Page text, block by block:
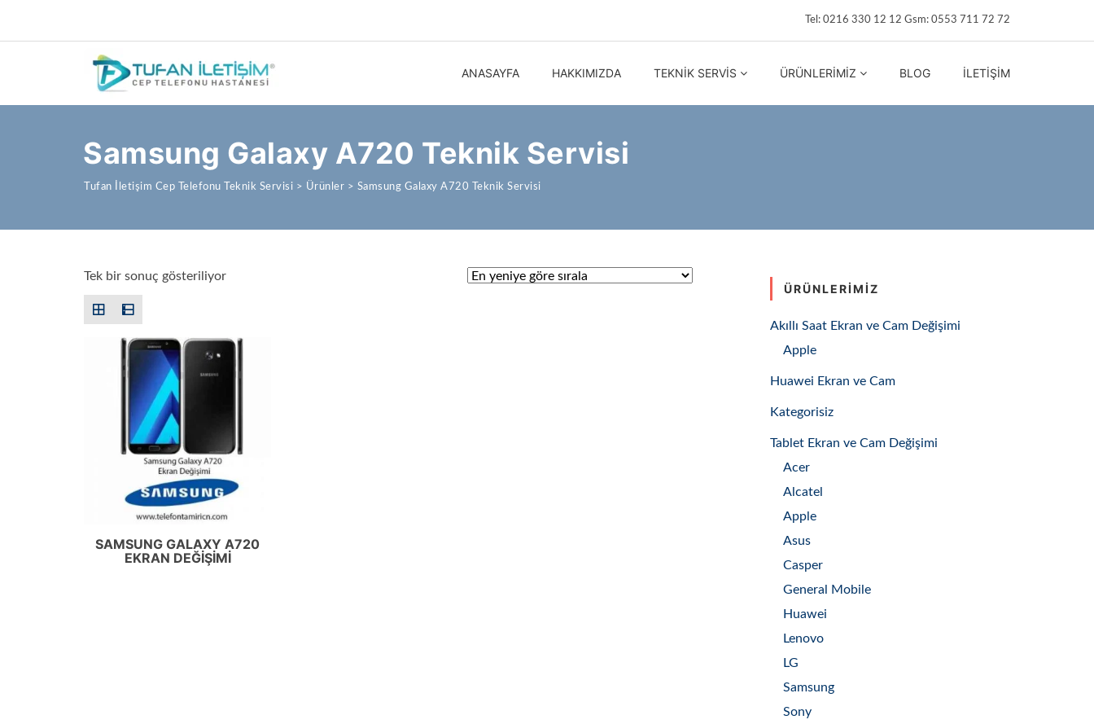
Tel: 0216 330 12 12 Gsm: 0553 711 72 72
ANASAYFA HAKKIMIZDA TEKNIK SERVIS ÜRÜNLERIMIZ BLOG İLETIŞIM
Samsung Galaxy A720 Teknik Servisi
Tufan İletişim Cep Telefonu Teknik Servisi > Ürünler > Samsung Galaxy A720 Teknik Servisi
Tek bir sonuç gösteriliyor
SAMSUNG GALAXY A720
EKRAN DEĞIŞIMI
ÜRÜNLERIMIZ
Akıllı Saat Ekran ve Cam Değişimi
Apple
Huawei Ekran ve Cam
Kategorisiz
Tablet Ekran ve Cam Değişimi
Acer
Alcatel
Apple
Asus
Casper
General Mobile
Huawei
Lenovo
LG
Samsung
Sony